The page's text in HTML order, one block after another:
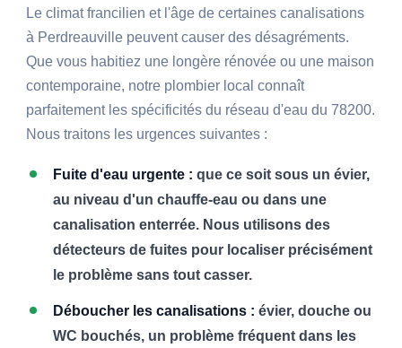
Le climat francilien et l'âge de certaines canalisations
à Perdreauville peuvent causer des désagréments.
Que vous habitiez une longère rénovée ou une maison
contemporaine, notre plombier local connaît
parfaitement les spécificités du réseau d'eau du 78200.
Nous traitons les urgences suivantes :
Fuite d'eau urgente : que ce soit sous un évier,
au niveau d'un chauffe-eau ou dans une
canalisation enterrée. Nous utilisons des
détecteurs de fuites pour localiser précisément
le problème sans tout casser.
Déboucher les canalisations : évier, douche ou
WC bouchés, un problème fréquent dans les